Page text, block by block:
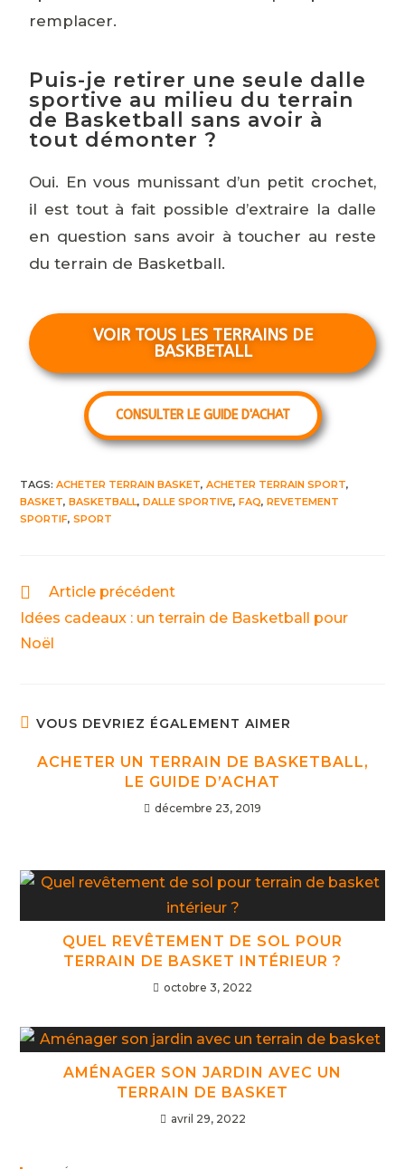
remplacer.
Puis-je retirer une seule dalle
sportive au milieu du terrain
de Basketball sans avoir à
tout démonter ?
Oui. En vous munissant d’un petit crochet,
il est tout à fait possible d’extraire la dalle
en question sans avoir à toucher au reste
du terrain de Basketball.
VOIR TOUS LES TERRAINS DE
BASKBETALL
CONSULTER LE GUIDE D'ACHAT
TAGS:ACHETER TERRAIN BASKET, ACHETER TERRAIN SPORT,
BASKET, BASKETBALL, DALLE SPORTIVE, FAQ, REVETEMENT
SPORTIF, SPORT
Article précédent
Idées cadeaux : un terrain de Basketball pour
Noël
VOUS DEVRIEZ ÉGALEMENT AIMER
ACHETER UN TERRAIN DE BASKETBALL,
LE GUIDE D’ACHAT
décembre 23, 2019
QUEL REVÊTEMENT DE SOL POUR
TERRAIN DE BASKET INTÉRIEUR ?
octobre 3, 2022
AMÉNAGER SON JARDIN AVEC UN
TERRAIN DE BASKET
avril 29, 2022